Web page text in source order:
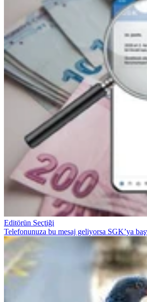
Editörün Seçtiği
Telefonunuza bu mesaj geliyorsa SGK’ya